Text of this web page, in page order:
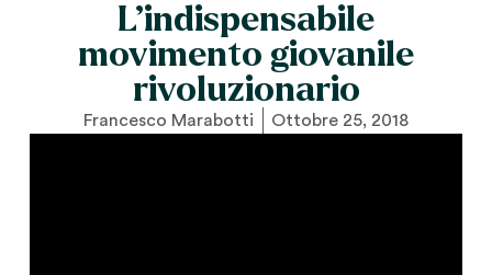
L’indispensabile
movimento giovanile
rivoluzionario
Francesco Marabotti Ottobre 25, 2018